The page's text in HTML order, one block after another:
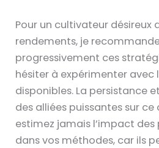
Pour un cultivateur désireux
rendements, je
progressivement ces
hésiter à expérimenter avec
disponibles. La persistance
des alliées puissantes sur ce
estimez jamais l’impact
dans vos méthodes, car ils